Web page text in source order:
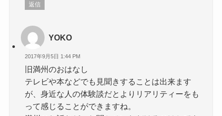
返信
YOKO
2017年9月5日 1:44 PM
旧満州のおはなし
テレビや本などでも見聞きすることは出来ます
が、身近な人の体験談だとよりリアリティーをも
って感じることができますね。